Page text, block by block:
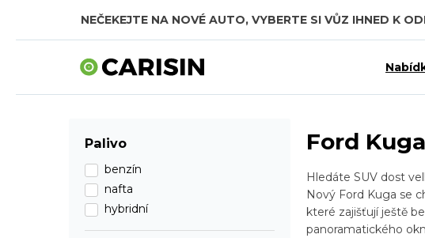
NEČEKEJTE NA NOVÉ AUTO, VYBERTE SI VŮZ IHNED K
SKLADOVÁ AUTA V CELKOVÉ HODNOTĚ TÉMĚŘ 7,5
Palivo
benzín
nafta
hybridní
Ford
Hledáte SUV dost
Nový Ford Kuga se
které zajišťují ještě
panoramatického